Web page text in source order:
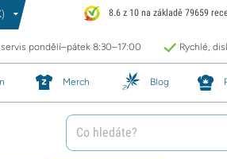
8.6 z 10 na základě 79659
pondělí–pátek 8:30–17:00 Rychlé,
Merch Blog